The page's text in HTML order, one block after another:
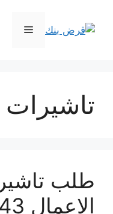
المحتوى
القائمة
تاشيرات
طلب
الاعمال 1443 بالسعودية